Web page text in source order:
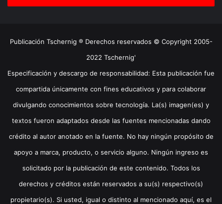
Publicación Tschernig ® Derechos reservados © Copyright 2005-
2022 Tschernig'
Especificación y descargo de responsabilidad: Esta publicación fue
compartida únicamente con fines educativos y para colaborar
divulgando conocimientos sobre tecnología. La(s) imagen(es) y
textos fueron adaptados desde las fuentes mencionadas dando
crédito al autor anotado en la fuente. No hay ningún propósito de
apoyo a marca, producto, o servicio alguno. Ningún ingreso es
solicitado por la publicación de este contenido. Todos los
derechos y créditos están reservados a su(s) respectivo(s)
propietario(s). Si usted, igual o distinto al mencionado aquí, es el